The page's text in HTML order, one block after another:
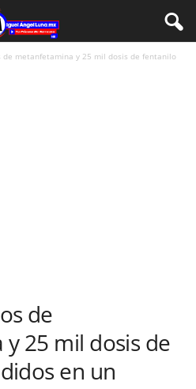
de metanfetamina y 25 mil dosis de fentanilo
de
25 mil dosis de
en un